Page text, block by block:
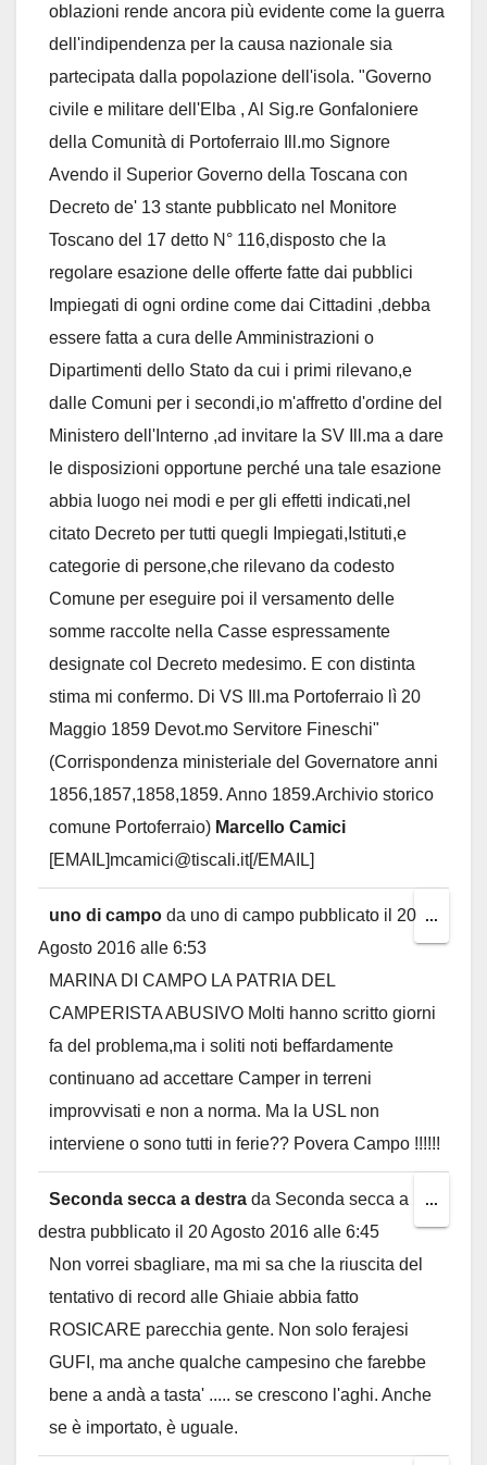
oblazioni rende ancora più evidente come la guerra
dell'indipendenza per la causa nazionale sia
partecipata dalla popolazione dell'isola. "Governo
civile e militare dell'Elba , Al Sig.re Gonfaloniere
della Comunità di Portoferraio Ill.mo Signore
Avendo il Superior Governo della Toscana con
Decreto de' 13 stante pubblicato nel Monitore
Toscano del 17 detto N° 116,disposto che la
regolare esazione delle offerte fatte dai pubblici
Impiegati di ogni ordine come dai Cittadini ,debba
essere fatta a cura delle Amministrazioni o
Dipartimenti dello Stato da cui i primi rilevano,e
dalle Comuni per i secondi,io m'affretto d'ordine del
Ministero dell'Interno ,ad invitare la SV Ill.ma a dare
le disposizioni opportune perché una tale esazione
abbia luogo nei modi e per gli effetti indicati,nel
citato Decreto per tutti quegli Impiegati,Istituti,e
categorie di persone,che rilevano da codesto
Comune per eseguire poi il versamento delle
somme raccolte nella Casse espressamente
designate col Decreto medesimo. E con distinta
stima mi confermo. Di VS Ill.ma Portoferraio lì 20
Maggio 1859 Devot.mo Servitore Fineschi"
(Corrispondenza ministeriale del Governatore anni
1856,1857,1858,1859. Anno 1859.Archivio storico
comune Portoferraio) Marcello Camici
[EMAIL]mcamici@tiscali.it[/EMAIL]
uno di campo da uno di campo pubblicato il 20
Agosto 2016 alle 6:53
MARINA DI CAMPO LA PATRIA DEL
CAMPERISTA ABUSIVO Molti hanno scritto giorni
fa del problema,ma i soliti noti beffardamente
continuano ad accettare Camper in terreni
improvvisati e non a norma. Ma la USL non
interviene o sono tutti in ferie?? Povera Campo !!!!!!
...
this
Seconda secca a destra da Seconda secca a
destra pubblicato il 20 Agosto 2016 alle 6:45
Non vorrei sbagliare, ma mi sa che la riuscita del
tentativo di record alle Ghiaie abbia fatto
ROSICARE parecchia gente. Non solo ferajesi
GUFI, ma anche qualche campesino che farebbe
bene a andà a tasta' ..... se crescono l'aghi. Anche
se è importato, è uguale.
...
this